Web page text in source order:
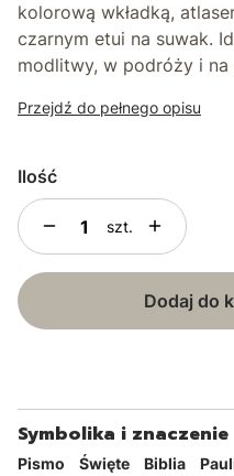
kolorową wkładką,
czarnym etui na suwak.
modlitwy, w podróży i na
Przejdź do pełnego opisu
Ilość
szt.
Dodaj do
Symbolika i znaczenie
Pismo Święte Biblia